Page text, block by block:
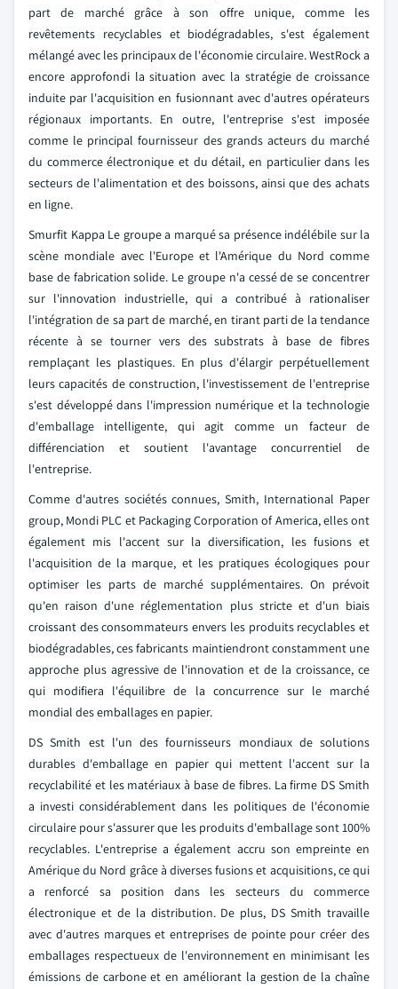
part de marché grâce à son offre unique, comme les
revêtements recyclables et biodégradables, s'est également
mélangé avec les principaux de l'économie circulaire. WestRock a
encore approfondi la situation avec la stratégie de croissance
induite par l'acquisition en fusionnant avec d'autres opérateurs
régionaux importants. En outre, l'entreprise s'est imposée
comme le principal fournisseur des grands acteurs du marché
du commerce électronique et du détail, en particulier dans les
secteurs de l'alimentation et des boissons, ainsi que des achats
en ligne.
Smurfit Kappa Le groupe a marqué sa présence indélébile sur la
scène mondiale avec l'Europe et l'Amérique du Nord comme
base de fabrication solide. Le groupe n'a cessé de se concentrer
sur l'innovation industrielle, qui a contribué à rationaliser
l'intégration de sa part de marché, en tirant parti de la tendance
récente à se tourner vers des substrats à base de fibres
remplaçant les plastiques. En plus d'élargir perpétuellement
leurs capacités de construction, l'investissement de l'entreprise
s'est développé dans l'impression numérique et la technologie
d'emballage intelligente, qui agit comme un facteur de
différenciation et soutient l'avantage concurrentiel de
l'entreprise.
Comme d'autres sociétés connues, Smith, International Paper
group, Mondi PLC et Packaging Corporation of America, elles ont
également mis l'accent sur la diversification, les fusions et
l'acquisition de la marque, et les pratiques écologiques pour
optimiser les parts de marché supplémentaires. On prévoit
qu'en raison d'une réglementation plus stricte et d'un biais
croissant des consommateurs envers les produits recyclables et
biodégradables, ces fabricants maintiendront constamment une
approche plus agressive de l'innovation et de la croissance, ce
qui modifiera l'équilibre de la concurrence sur le marché
mondial des emballages en papier.
DS Smith est l'un des fournisseurs mondiaux de solutions
durables d'emballage en papier qui mettent l'accent sur la
recyclabilité et les matériaux à base de fibres. La firme DS Smith
a investi considérablement dans les politiques de l'économie
circulaire pour s'assurer que les produits d'emballage sont 100%
recyclables. L'entreprise a également accru son empreinte en
Amérique du Nord grâce à diverses fusions et acquisitions, ce qui
a renforcé sa position dans les secteurs du commerce
électronique et de la distribution. De plus, DS Smith travaille
avec d'autres marques et entreprises de pointe pour créer des
emballages respectueux de l'environnement en minimisant les
émissions de carbone et en améliorant la gestion de la chaîne